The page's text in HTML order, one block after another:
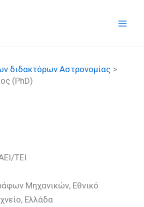
διδακτόρων Αστρονομίας
(PhD)
ΤΕΙ
Μηχανικών, Εθνικό
Ελλάδα